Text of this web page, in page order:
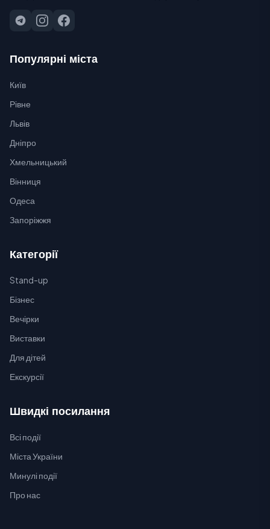
Популярні міста
Київ
Рівне
Львів
Дніпро
Хмельницький
Вінниця
Одеса
Запоріжжя
Категорії
Stand-up
Бізнес
Вечірки
Виставки
Для дітей
Екскурсії
Швидкі посилання
Всі події
Міста України
Минулі події
Про нас